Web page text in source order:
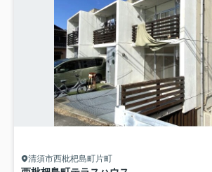
清須市西枇杷島町片町